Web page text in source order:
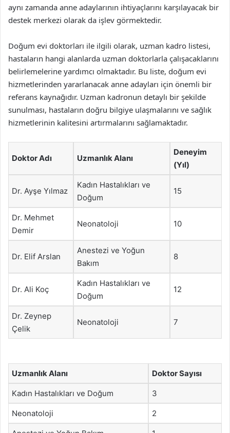
aynı zamanda anne adaylarının ihtiyaçlarını karşılayacak bir
destek merkezi olarak da işlev görmektedir.
Doğum evi doktorları ile ilgili olarak, uzman kadro listesi,
hastaların hangi alanlarda uzman doktorlarla çalışacaklarını
belirlemelerine yardımcı olmaktadır. Bu liste, doğum evi
hizmetlerinden yararlanacak anne adayları için önemli bir
referans kaynağıdır. Uzman kadronun detaylı bir şekilde
sunulması, hastaların doğru bilgiye ulaşmalarını ve sağlık
hizmetlerinin kalitesini artırmalarını sağlamaktadır.
Doktor Adı Uzmanlık Alanı
Deneyim
(Yıl)
Dr. Ayşe Yılmaz
Kadın Hastalıkları ve
Doğum
15
Dr. Mehmet
Demir
Neonatoloji 10
Dr. Elif Arslan
Anestezi ve Yoğun
Bakım
8
Dr. Ali Koç
Kadın Hastalıkları ve
Doğum
12
Dr. Zeynep
Çelik
Neonatoloji 7
Uzmanlık Alanı Doktor Sayısı
Kadın Hastalıkları ve Doğum 3
Neonatoloji 2